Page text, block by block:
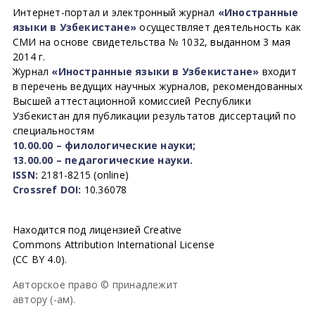
Интернет-портал и электронный журнал «Иностранные
языки в Узбекистане» осуществляет деятельность как
СМИ на основе свидетельства № 1032, выданном 3 мая
2014 г.
Журнал «Иностранные языки в Узбекистане» входит
в перечень ведущих научных журналов, рекомендованных
Высшей аттестационной комиссией Республики
Узбекистан для публикации результатов диссертаций по
специальностям
10.00.00 – филологические науки;
13.00.00 – педагогические науки.
ISSN: 2181-8215 (online)
Crossref DOI: 10.36078
Находится под лицензией Creative
Commons Attribution International License
(CC BY 4.0).
Авторское право © принадлежит
автору (-ам).